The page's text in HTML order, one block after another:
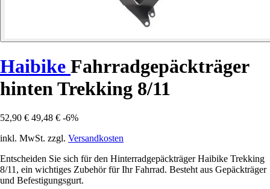
Haibike Fahrradgepäckträger
hinten Trekking 8/11
52,90 € 49,48 € -6%
inkl. MwSt. zzgl. Versandkosten
Entscheiden Sie sich für den Hinterradgepäckträger Haibike Trekking
8/11, ein wichtiges Zubehör für Ihr Fahrrad. Besteht aus Gepäckträger
und Befestigungsgurt.